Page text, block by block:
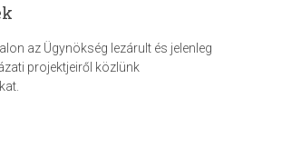
az Ügynökség lezárult és jelenleg
projektjeiről közlünk